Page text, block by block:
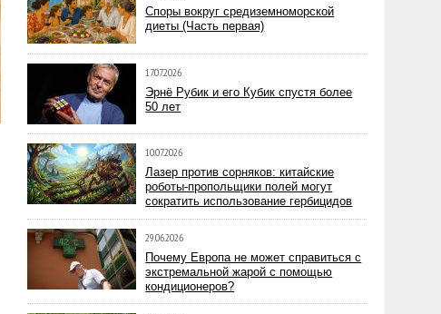
Споры вокруг средиземноморской
диеты (Часть первая)
17.07.2026
Эрнё Рубик и его Кубик спустя более
50 лет
10.07.2026
Лазер против сорняков: китайские
роботы-пропольщики полей могут
сократить использование гербицидов
29.06.2026
Почему Европа не может справиться с
экстремальной жарой с помощью
кондиционеров?